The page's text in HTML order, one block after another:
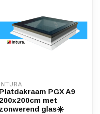
INTURA
Platdakraam PGX A9
200x200cm met
zonwerend glas☀️